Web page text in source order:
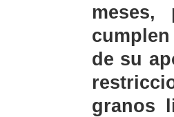
meses,
de su
granos